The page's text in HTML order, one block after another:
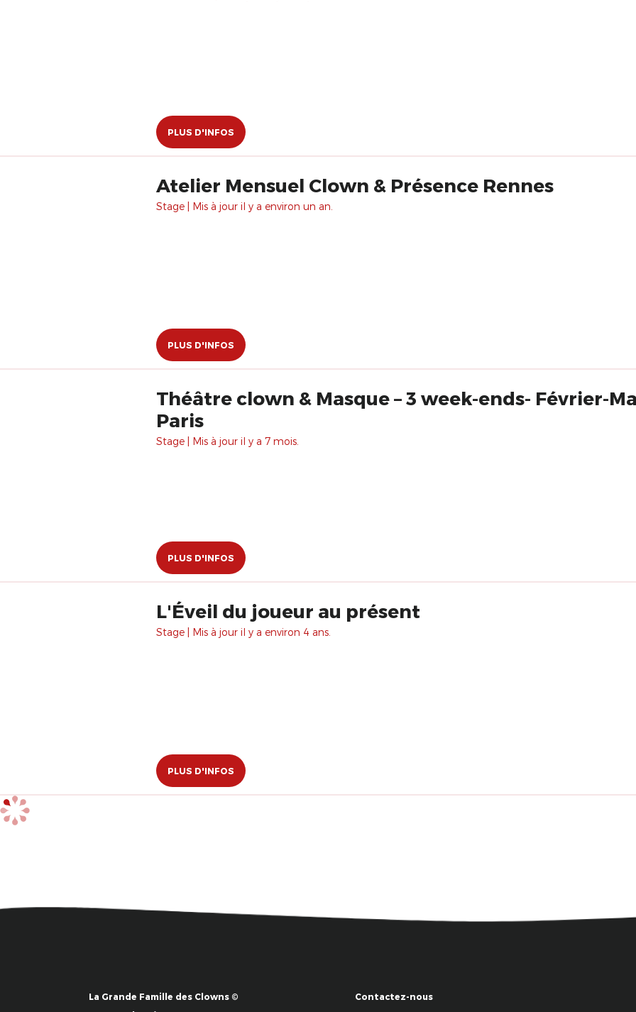
PLUS D'INFOS
Atelier Mensuel Clown & Présence Rennes
Stage | Mis à jour il y a environ un an.
PLUS D'INFOS
Théâtre clown & Masque – 3 week-ends- Février-
Paris
Stage | Mis à jour il y a 7 mois.
PLUS D'INFOS
L'Éveil du joueur au présent
Stage | Mis à jour il y a environ 4 ans.
PLUS D'INFOS
La Grande Famille des Clowns ©
Contactez-nous